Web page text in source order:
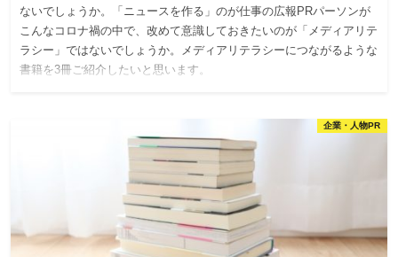
ないでしょうか。「ニュースを作る」のが仕事の広報PRパーソンが
こんなコロナ禍の中で、改めて意識しておきたいのが「メディアリテ
ラシー」ではないでしょうか。メディアリテラシーにつながるような
書籍を3冊ご紹介したいと思います。
企業・人物PR